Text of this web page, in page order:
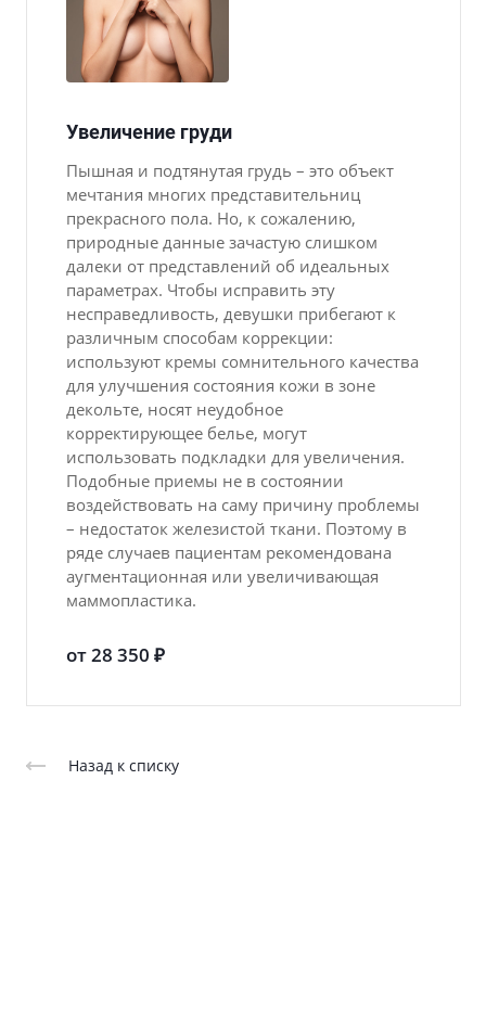
Увеличение груди
Пышная и подтянутая грудь – это объект
мечтания многих представительниц
прекрасного пола. Но, к сожалению,
природные данные зачастую слишком
далеки от представлений об идеальных
параметрах. Чтобы исправить эту
несправедливость, девушки прибегают к
различным способам коррекции:
используют кремы сомнительного качества
для улучшения состояния кожи в зоне
декольте, носят неудобное
корректирующее белье, могут
использовать подкладки для увеличения.
Подобные приемы не в состоянии
воздействовать на саму причину проблемы
– недостаток железистой ткани. Поэтому в
ряде случаев пациентам рекомендована
аугментационная или увеличивающая
маммопластика.
от 28 350 ₽
Назад к списку